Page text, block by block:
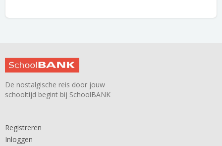
De nostalgische reis door jouw
schooltijd begint bij SchoolBANK
Registreren
Inloggen